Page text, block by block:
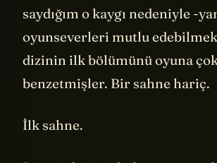
oyun fikri!” diyen kişi. Ve belki
saydığım o kaygı nedeniyle -
oyunseverleri mutlu edebilmek
dizinin ilk bölümünü oyuna çok